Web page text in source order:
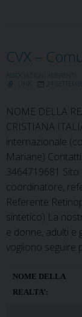
CVX –
ASSOCIAZIONI ADERENTI
LINK
24
NOME DELLA
CRISTIANA
internazionale
Mariane)
3464719681
coordinatore,
Referente
sintetico) La
e donne, adulti e
vogliono seguire
NOME DELLA
REALTA’: